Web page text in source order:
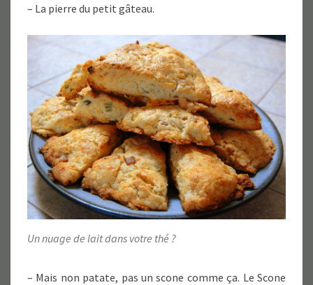
– La pierre du petit gâteau.
Un nuage de lait dans votre thé ?
– Mais non patate, pas un scone comme ça. Le Scone